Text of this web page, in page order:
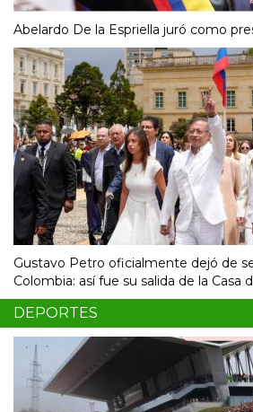
Abelardo De la Espriella juró como
Gustavo Petro oficialmente dejó de
Colombia: así fue su salida de la Casa
DEPORTES